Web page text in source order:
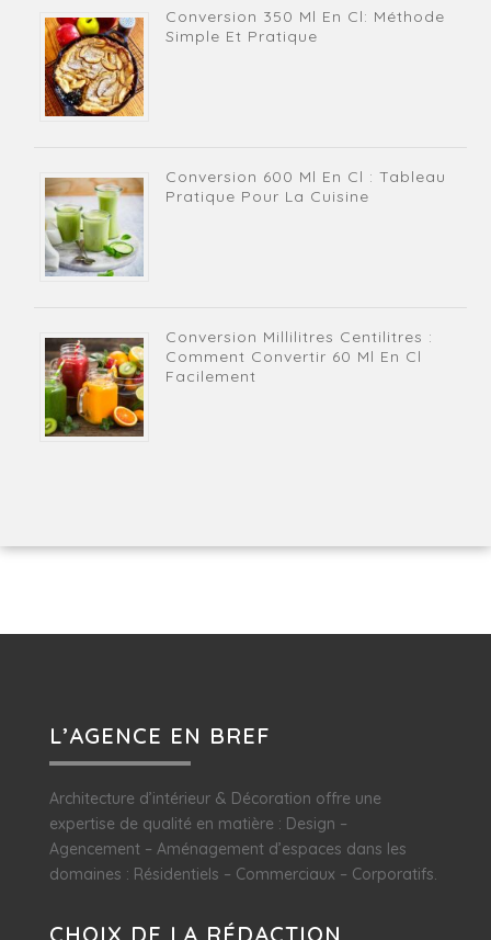
Conversion 350 Ml En Cl: Méthode
Simple Et Pratique
Conversion 600 Ml En Cl : Tableau
Pratique Pour La Cuisine
Conversion Millilitres Centilitres :
Comment Convertir 60 Ml En Cl
Facilement
L’AGENCE EN BREF
Architecture d’intérieur & Décoration offre une
expertise de qualité en matière : Design –
Agencement – Aménagement d’espaces dans les
domaines : Résidentiels – Commerciaux – Corporatifs.
CHOIX DE LA RÉDACTION